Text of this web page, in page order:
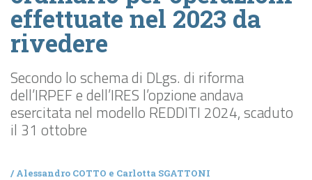
effettuate nel 2023 da
rivedere
Secondo lo schema di DLgs. di riforma
dell’IRPEF e dell’IRES l’opzione andava
esercitata nel modello REDDITI 2024, scaduto
il 31 ottobre
/Alessandro COTTO e Carlotta SGATTONI